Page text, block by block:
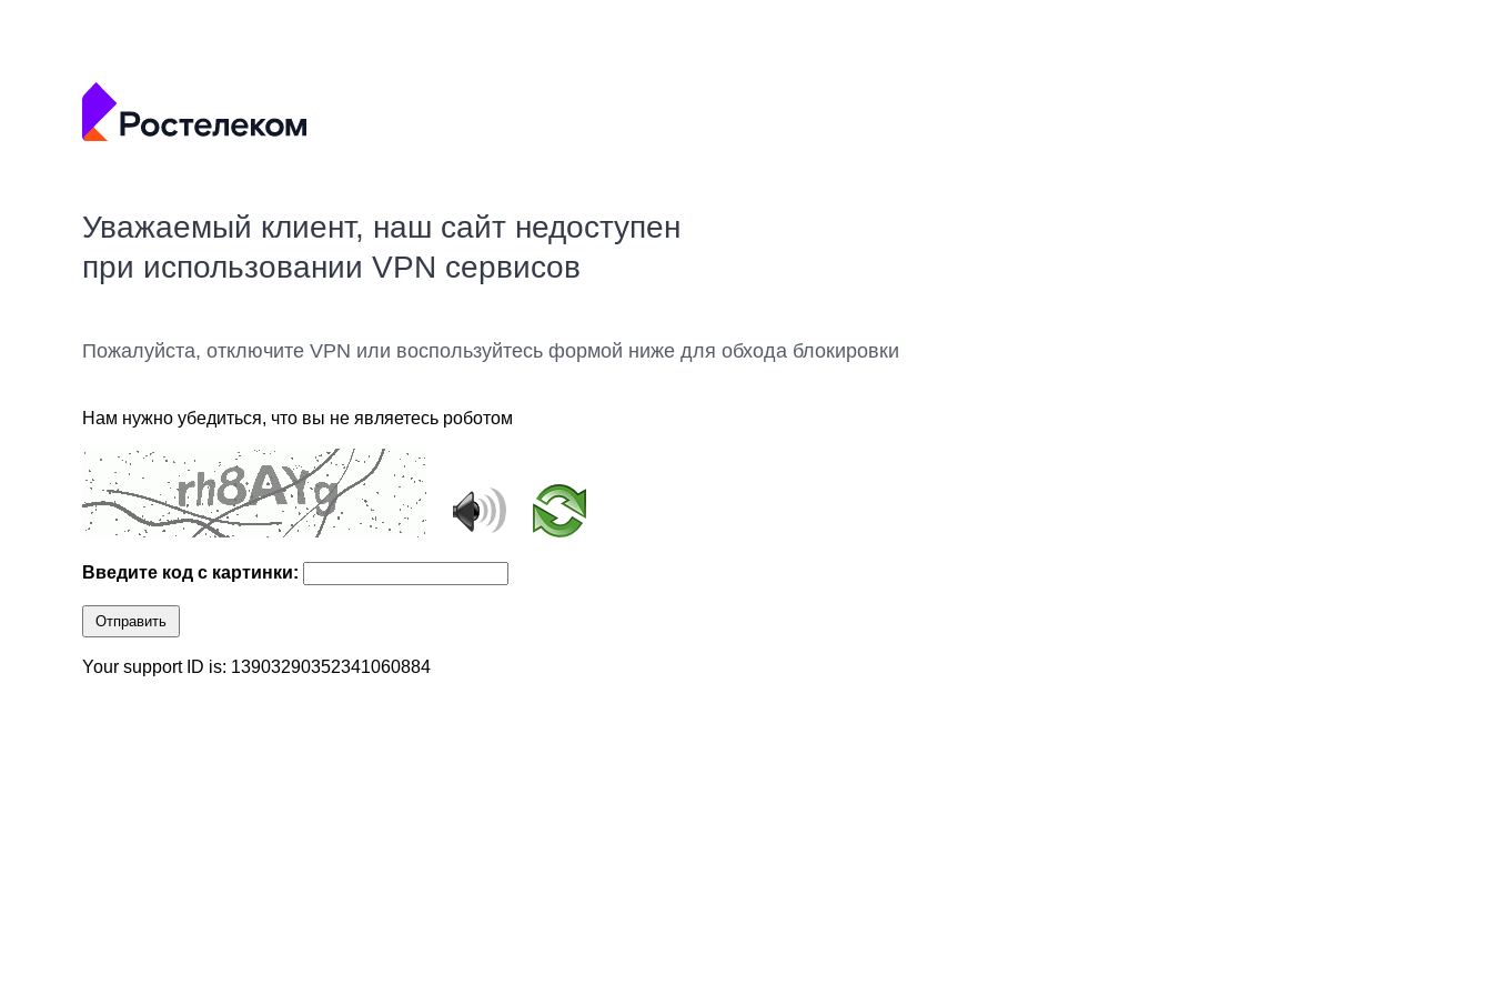
Уважаемый клиент, наш сайт недоступен
при использовании VPN сервисов
Пожалуйста, отключите VPN или воспользуйтесь формой ниже для обхода блокировки
Нам нужно убедиться, что вы не являетесь роботом
Введите код с картинки:
Отправить
Your support ID is: 13903290352341060884